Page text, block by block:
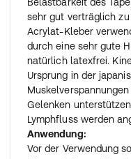
sehr gut verträglich
Acrylat-Kleber
durch eine sehr gute
natürlich latexfrei.
Ursprung in der
Gelenken
Lymphfluss werden
Anwendung:
Vor der Verwendung